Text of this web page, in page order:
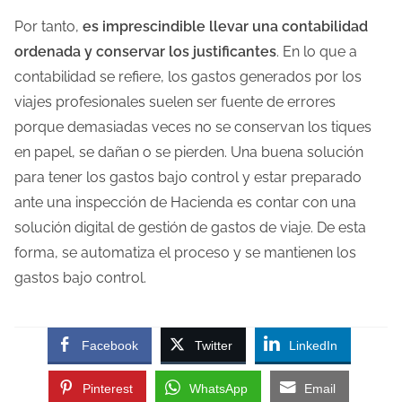
Por tanto, es imprescindible llevar una contabilidad
ordenada y conservar los justificantes. En lo que a
contabilidad se refiere, los gastos generados por los
viajes profesionales suelen ser fuente de errores
porque demasiadas veces no se conservan los tiques
en papel, se dañan o se pierden. Una buena solución
para tener los gastos bajo control y estar preparado
ante una inspección de Hacienda es contar con una
solución digital de gestión de gastos de viaje. De esta
forma, se automatiza el proceso y se mantienen los
gastos bajo control.
Facebook Twitter LinkedIn
Pinterest WhatsApp Email